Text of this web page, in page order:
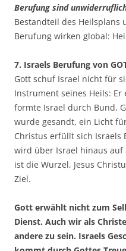
Berufung sind
Bestandteil des Heilsplans
Berufung wirken global:
7. Israels Berufung von
Gott schuf Israel nicht für
Instrument seines Heils: Er
formte Israel durch Bund,
wurde gesandt, ein Licht
Christus erfüllt sich Israels
wird über Israel hinaus auf
ist die Wurzel, Jesus
Ziel.
Gott erwählt nicht zum
Dienst. Auch wir als
andere zu sein. Israels